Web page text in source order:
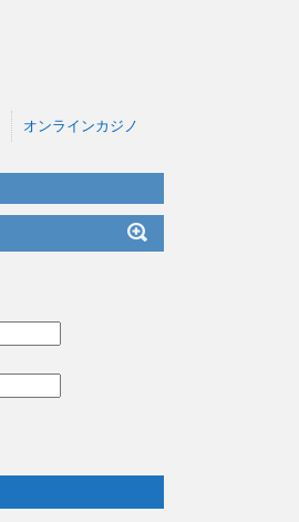
オンラインカジノ